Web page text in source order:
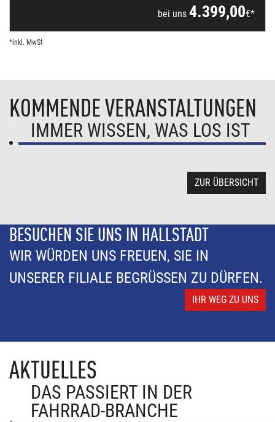
bei uns 4.399,00€*
*inkl. MwSt
KOMMENDE VERANSTALTUNGEN
IMMER WISSEN, WAS LOS IST
ZUR ÜBERSICHT
BESUCHEN SIE UNS IN HALLSTADT
WIR WÜRDEN UNS FREUEN, SIE IN
UNSERER FILIALE BEGRÜSSEN ZU DÜRFEN.
IHR WEG ZU UNS
AKTUELLES
DAS PASSIERT IN DER
FAHRRAD-BRANCHE